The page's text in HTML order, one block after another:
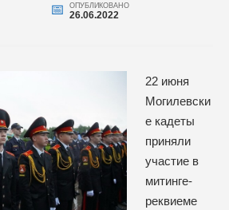
ОПУБЛИКОВАНО
26.06.2022
22 июня
Могилевски
е кадеты
приняли
участие в
митинге-
реквиеме